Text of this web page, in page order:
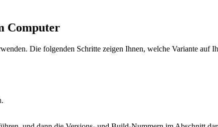
Computer
Die folgenden Schritte zeigen Ihnen, welche Variante auf